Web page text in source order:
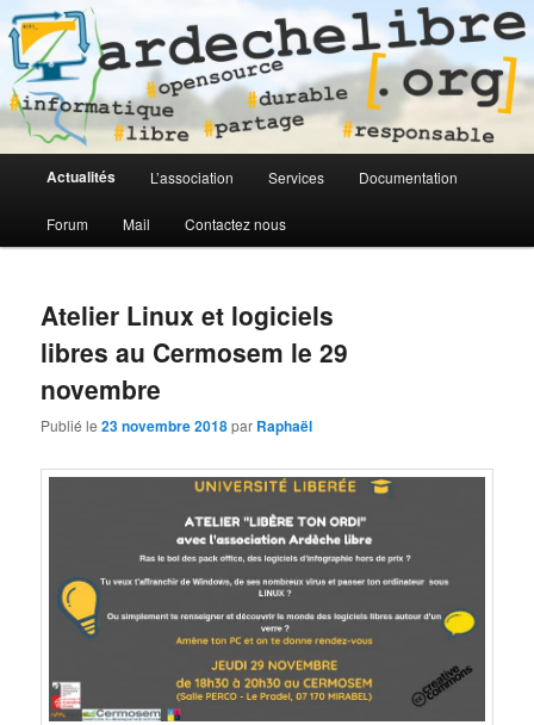
ardechelibre[.org]
Logiciel libre en Ardèche
Aller
au
principal
Aller
au
secondaire
Actualités L’association Services Documentation
Forum Mail Contactez nous
Atelier Linux et logiciels
libres au Cermosem le 29
novembre
Publié le23 novembre 2018par Raphaël